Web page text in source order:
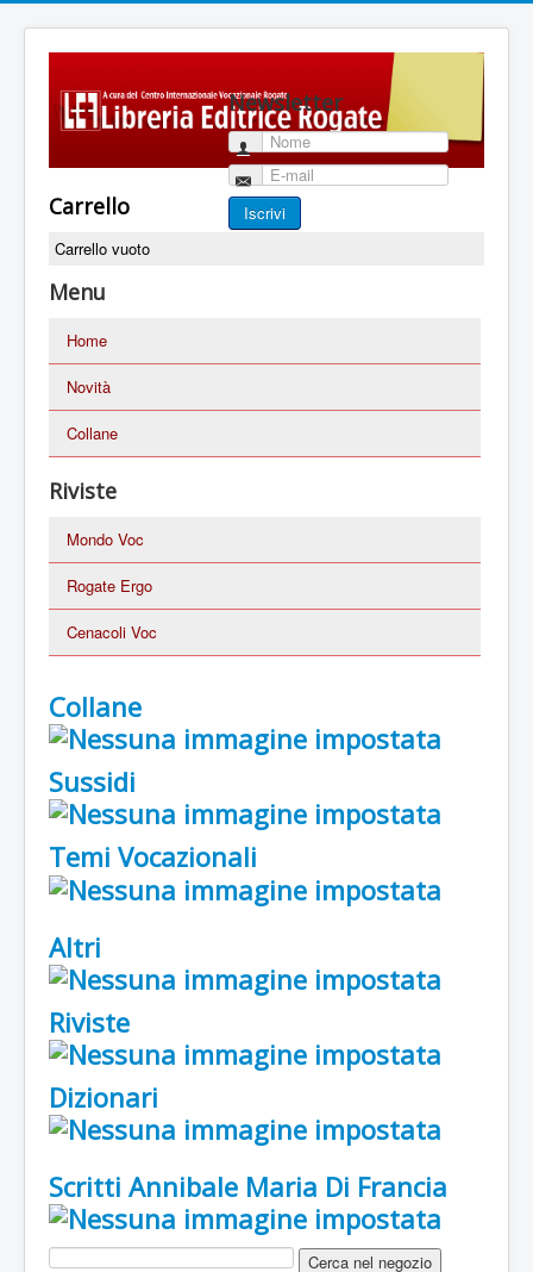
Newsletter
Nome
E-mail
Iscrivi
Carrello
Carrello vuoto
Menu
Home
Novità
Collane
Riviste
Mondo Voc
Rogate Ergo
Cenacoli Voc
Collane
Sussidi
Temi Vocazionali
Altri
Riviste
Dizionari
Scritti Annibale Maria Di Francia